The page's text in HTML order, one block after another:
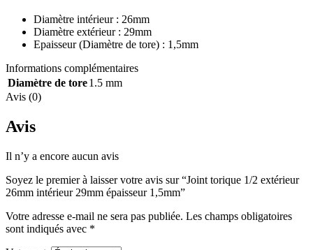
Diamètre intérieur : 26mm
Diamètre extérieur : 29mm
Epaisseur (Diamètre de tore) : 1,5mm
Informations complémentaires
Diamètre de tore1.5 mm
Avis (0)
Avis
Il n’y a encore aucun avis
Soyez le premier à laisser votre avis sur “Joint torique 1/2 extérieur
26mm intérieur 29mm épaisseur 1,5mm”
Votre adresse e-mail ne sera pas publiée. Les champs obligatoires
sont indiqués avec *